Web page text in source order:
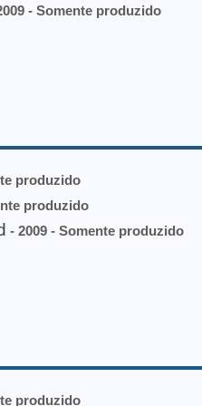
- Somente produzido
produzido
produzido
- 2009 - Somente produzido
produzido